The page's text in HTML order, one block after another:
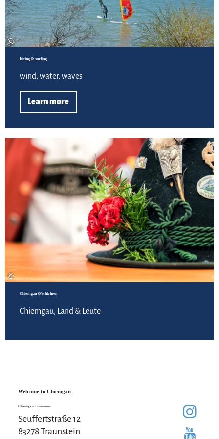
©
Kiting & surfing
wind, water, waves
Learn more
©
Chiemgau G'schichten
Chiemgau, Land & Leute
Welcome to Chiemgau
Chiemgau Tourismus
Seuffertstraße 12
83278 Traunstein